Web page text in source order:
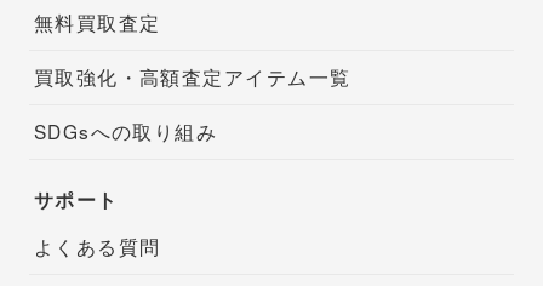
無料買取査定
買取強化・高額査定アイテム一覧
SDGsへの取り組み
サポート
よくある質問